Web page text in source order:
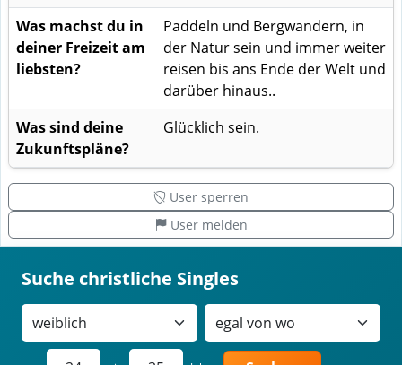
Was machst du in
deiner Freizeit am
liebsten?
Paddeln und Bergwandern, in
der Natur sein und immer weiter
reisen bis ans Ende der Welt und
darüber hinaus..
Was sind deine
Zukunftspläne?
Glücklich sein.
User sperren
User melden
Suche christliche Singles